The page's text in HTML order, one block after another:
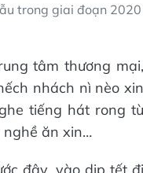
trong giai đoạn 2020
tâm thương mại,
nhách nì nèo xin
tiếng hát rong từ
nghề ăn xin…